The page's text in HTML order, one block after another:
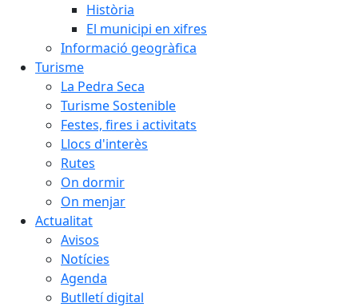
Història
El municipi en xifres
Informació geogràfica
Turisme
La Pedra Seca
Turisme Sostenible
Festes, fires i activitats
Llocs d'interès
Rutes
On dormir
On menjar
Actualitat
Avisos
Notícies
Agenda
Butlletí digital